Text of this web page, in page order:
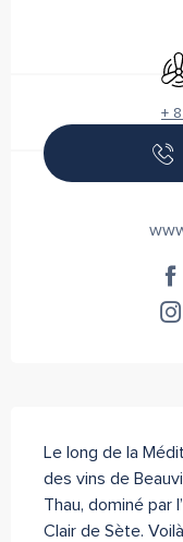
+
Le long de la
des vins de
Thau, dominé par
Clair de Sète.